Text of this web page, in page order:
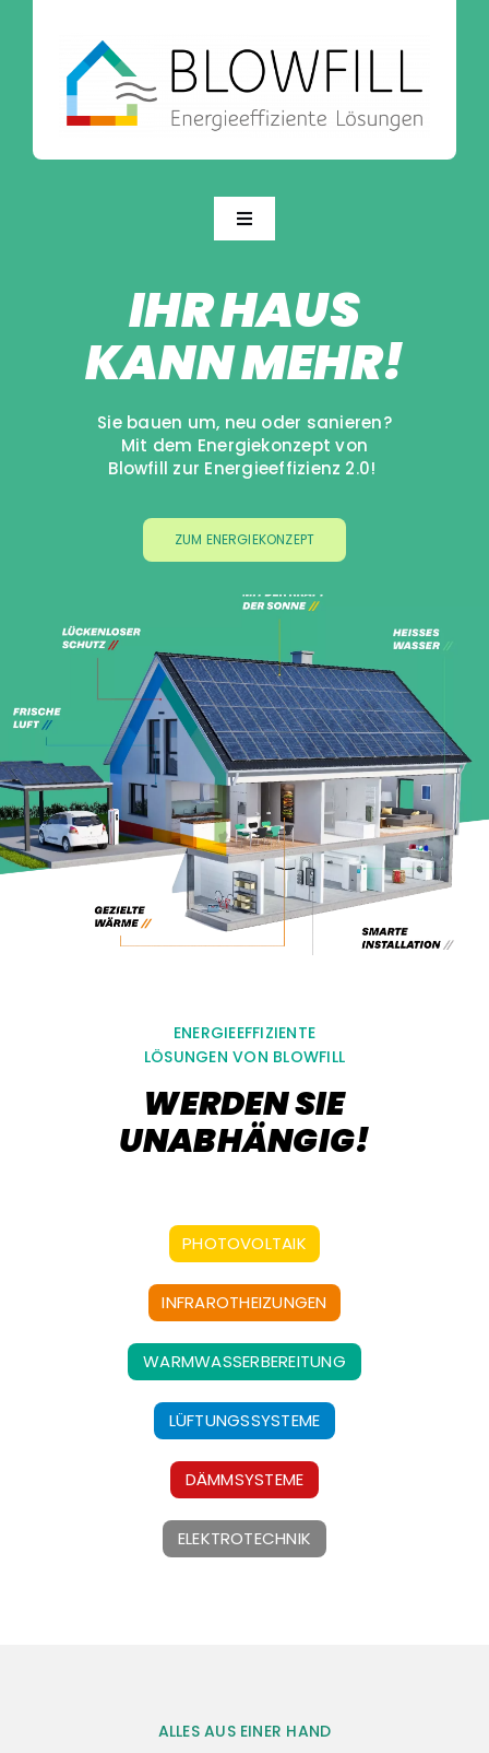
springen
Toggle
Produkte
Über uns
Aktuelles
Kontakt
IHR HAUS
KANN MEHR!
Sie bauen um, neu oder sanieren?
Mit dem Energiekonzept von
Blowfill zur Energieeffizienz 2.0!
ZUM ENERGIEKONZEPT
ENERGIEEFFIZIENTE
LÖSUNGEN VON BLOWFILL
WERDEN SIE
UNABHÄNGIG!
PHOTOVOLTAIK
INFRAROTHEIZUNGEN
WARMWASSERBEREITUNG
LÜFTUNGSSYSTEME
DÄMMSYSTEME
ELEKTROTECHNIK
ALLES AUS EINER HAND